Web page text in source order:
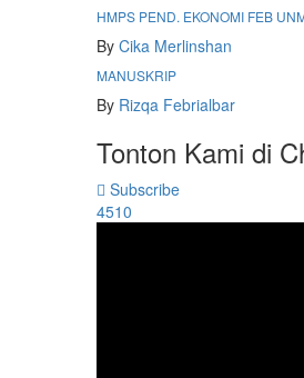
HMPS PEND. EKONOMI FEB
By Cika Merlinshan
MANUSKRIP
By Rizqa Febrialbar
Tonton Kami di
Subscribe
4510